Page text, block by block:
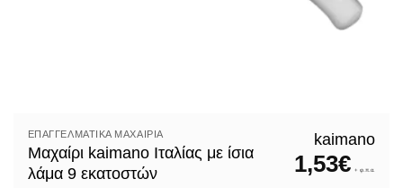
ΕΠΑΓΓΕΛΜΑΤΙΚΆ ΜΑΧΑΊΡΙΑ
Μαχαίρι kaimano Ιταλίας με ίσια
λάμα 9 εκατοστών
kaimano
1,53€ + φ.π.α.